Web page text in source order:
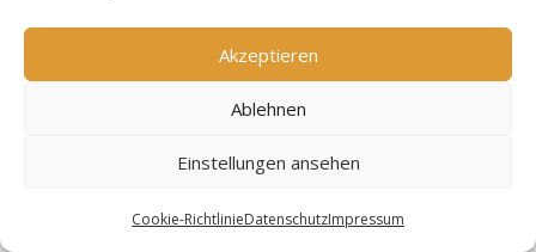
Akzeptieren
Ablehnen
Einstellungen ansehen
Cookie-RichtlinieDatenschutzImpressum